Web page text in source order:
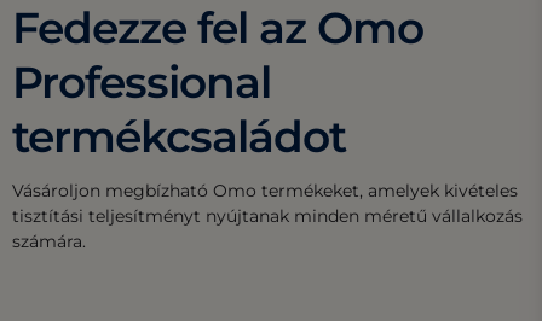
Fedezze fel az Omo
Professional
termékcsaládot
Vásároljon megbízható Omo termékeket, amelyek kivételes
tisztítási teljesítményt nyújtanak minden méretű vállalkozás
számára.